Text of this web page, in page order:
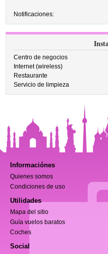
Notificaciones:
Centro de negocios
Internet (wireless)
Restaurante
Servicio de limpieza
Informaciónes
Quienes somos
Condiciones de uso
Utilidades
Mapa del sitio
Guía vuelos baratos
Coches
Social